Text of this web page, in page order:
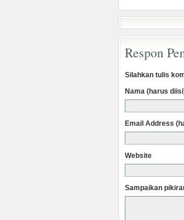
Respon
Silahkan tulis
Nama (harus
Email Address
Website
Sampaikan